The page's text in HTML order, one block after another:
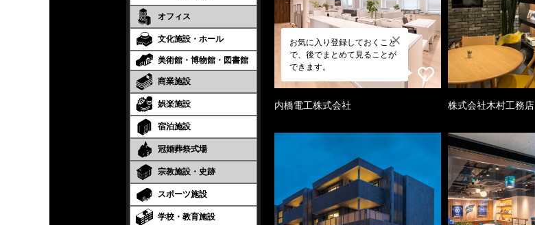
オフィス
文化施設・ホール
美術館・博物館・図書館
商業施設
娯楽施設
宿泊施設
冠婚葬祭式場
宗教施設・史跡
スポーツ施設
学校・教育施設
お気に入り登録しておくこと
で、後でまとめて見ることが
できます。
内橋電工株式会社 株式会社木村工務店